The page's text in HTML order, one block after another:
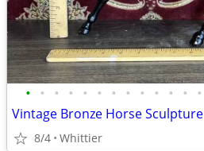
• • • • • • • • • • • • •
Vintage Bronze Horse Sculpture
8/4 Whittier